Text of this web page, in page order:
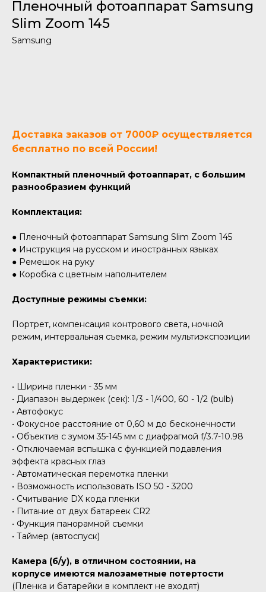
Пленочный фотоаппарат Samsung
Slim Zoom 145
Samsung
Доставка заказов от 7000₽ осуществляется
бесплатно по всей России!
Компактный пленочный фотоаппарат, с большим
разнообразием функций
Комплектация:
● Пленочный фотоаппарат Samsung Slim Zoom 145
● Инструкция на русском и иностранных языках
● Ремешок на руку
● Коробка с цветным наполнителем
Доступные режимы съемки:
Портрет, компенсация контрового света, ночной
режим, интервальная съемка, режим мультиэкспозиции
Характеристики:
• Ширина пленки - 35 мм
• Диапазон выдержек (сек): 1/3 - 1/400, 60 - 1/2 (bulb)
• Автофокус
• Фокусное расстояние от 0,60 м до бесконечности
• Объектив с зумом 35-145 мм с диафрагмой f/3.7-10.98
• Отключаемая вспышка с функцией подавления
эффекта красных глаз
• Автоматическая перемотка пленки
• Возможность использовать ISO 50 - 3200
• Считывание DX кода пленки
• Питание от двух батареек CR2
• Функция панорамной съемки
• Таймер (автоспуск)
Камера (б/у), в отличном состоянии, на
корпусе имеются малозаметные потертости
(Пленка и батарейки в комплект не входят)